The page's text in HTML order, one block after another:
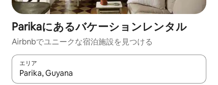
Parikaにあるバケーションレンタル
Airbnbでユニークな宿泊施設を見つける
エリア
検索結果が表示されたら、上下の矢印キーを使って移動するか